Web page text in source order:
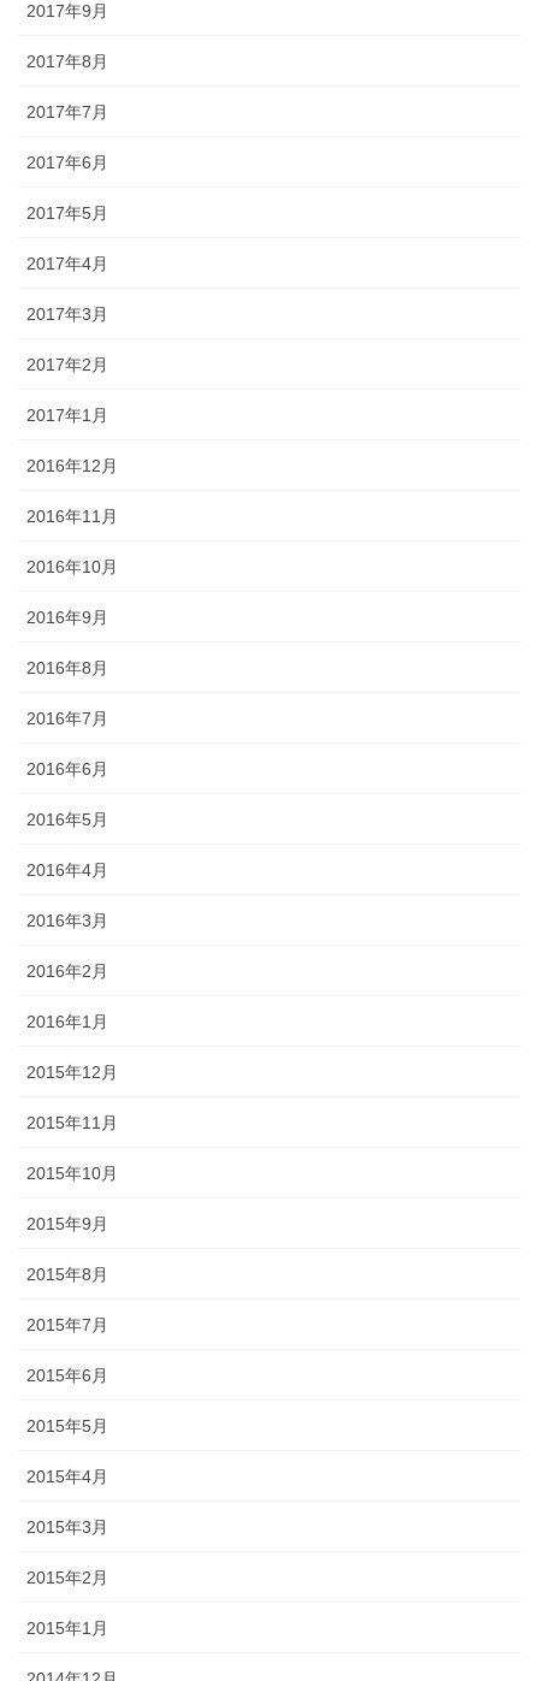
2017年9月
2017年8月
2017年7月
2017年6月
2017年5月
2017年4月
2017年3月
2017年2月
2017年1月
2016年12月
2016年11月
2016年10月
2016年9月
2016年8月
2016年7月
2016年6月
2016年5月
2016年4月
2016年3月
2016年2月
2016年1月
2015年12月
2015年11月
2015年10月
2015年9月
2015年8月
2015年7月
2015年6月
2015年5月
2015年4月
2015年3月
2015年2月
2015年1月